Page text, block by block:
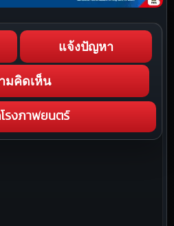
แจ้งปัญหา
มคิดเห็น
รงภาพยนตร์